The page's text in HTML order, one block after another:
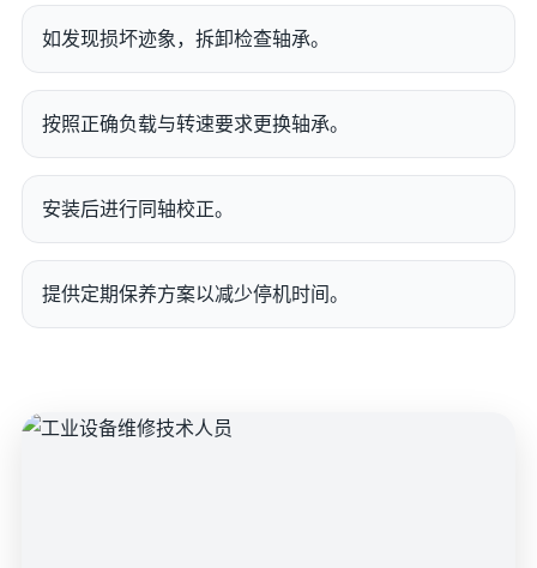
如发现损坏迹象，拆卸检查轴承。
按照正确负载与转速要求更换轴承。
安装后进行同轴校正。
提供定期保养方案以减少停机时间。